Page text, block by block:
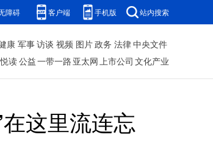
障碍 客户端 手机版 站内搜索
康 军事访谈 视频 图片政务 法律中央文件
悦读公益一带一路 亚太网上市公司 文化产业
这里流连忘